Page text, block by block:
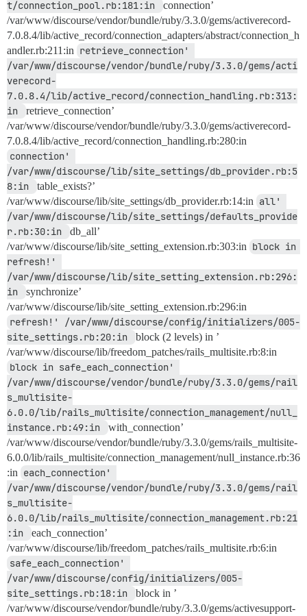
t/connection_pool.rb:181:in
connection’
/var/www/discourse/vendor/bundle/ruby/3.3.0/gems/activerecord-
7.0.8.4/lib/active_record/connection_adapters/abstract/connection_h
andler.rb:211:in retrieve_connection'
/var/www/discourse/vendor/bundle/ruby/3.3.0/gems/acti
verecord-
7.0.8.4/lib/active_record/connection_handling.rb:313:
in
retrieve_connection’
/var/www/discourse/vendor/bundle/ruby/3.3.0/gems/activerecord-
7.0.8.4/lib/active_record/connection_handling.rb:280:in
connection'
/var/www/discourse/lib/site_settings/db_provider.rb:5
8:in
table_exists?’
/var/www/discourse/lib/site_settings/db_provider.rb:14:in all'
/var/www/discourse/lib/site_settings/defaults_provide
r.rb:30:in
db_all’
/var/www/discourse/lib/site_setting_extension.rb:303:in block in
refresh!'
/var/www/discourse/lib/site_setting_extension.rb:296:
in
synchronize’
/var/www/discourse/lib/site_setting_extension.rb:296:in
refresh!' /var/www/discourse/config/initializers/005-
site_settings.rb:20:in
block (2 levels) in ’
/var/www/discourse/lib/freedom_patches/rails_multisite.rb:8:in
block in safe_each_connection'
/var/www/discourse/vendor/bundle/ruby/3.3.0/gems/rail
s_multisite-
6.0.0/lib/rails_multisite/connection_management/null_
instance.rb:49:in
with_connection’
/var/www/discourse/vendor/bundle/ruby/3.3.0/gems/rails_multisite-
6.0.0/lib/rails_multisite/connection_management/null_instance.rb:36
:in each_connection'
/var/www/discourse/vendor/bundle/ruby/3.3.0/gems/rail
s_multisite-
6.0.0/lib/rails_multisite/connection_management.rb:21
:in
each_connection’
/var/www/discourse/lib/freedom_patches/rails_multisite.rb:6:in
safe_each_connection'
/var/www/discourse/config/initializers/005-
site_settings.rb:18:in
block in ’
/var/www/discourse/vendor/bundle/ruby/3.3.0/gems/activesupport-